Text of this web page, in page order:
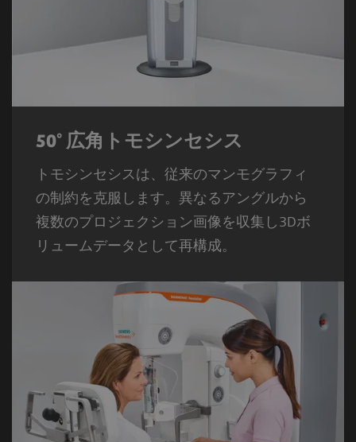
50° 広角トモシンセシス
トモシンセシスは、従来のマンモグラフィ
の制約を克服します。異なるアングルから
複数のプロジェクション画像を収集し3Dボ
リュームデータとして再構成。